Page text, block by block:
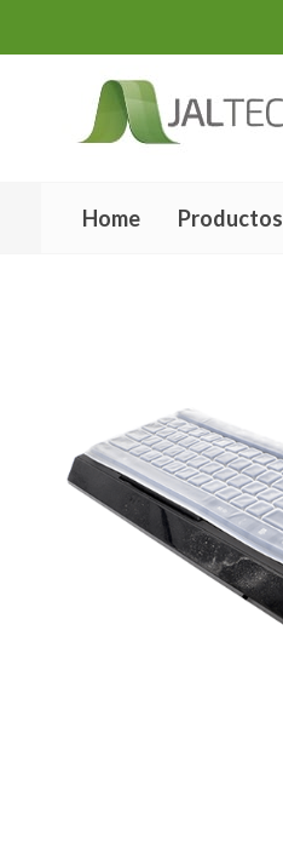
Home Productos